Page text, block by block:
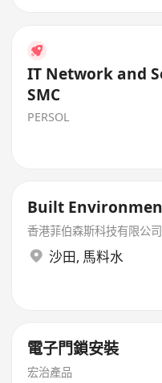
IT Network and
SMC
PERSOL
Built
香港菲伯森斯科技有限公司
沙田, 馬料水
電子門鎖安裝
宏治產品